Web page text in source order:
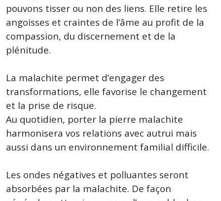
pouvons tisser ou non des liens. Elle retire les
angoisses et craintes de l’âme au profit de la
compassion, du discernement et de la
plénitude.
La malachite permet d’engager des
transformations, elle favorise le changement
et la prise de risque.
Au quotidien, porter la pierre malachite
harmonisera vos relations avec autrui mais
aussi dans un environnement familial difficile.
Les ondes négatives et polluantes seront
absorbées par la malachite. De façon